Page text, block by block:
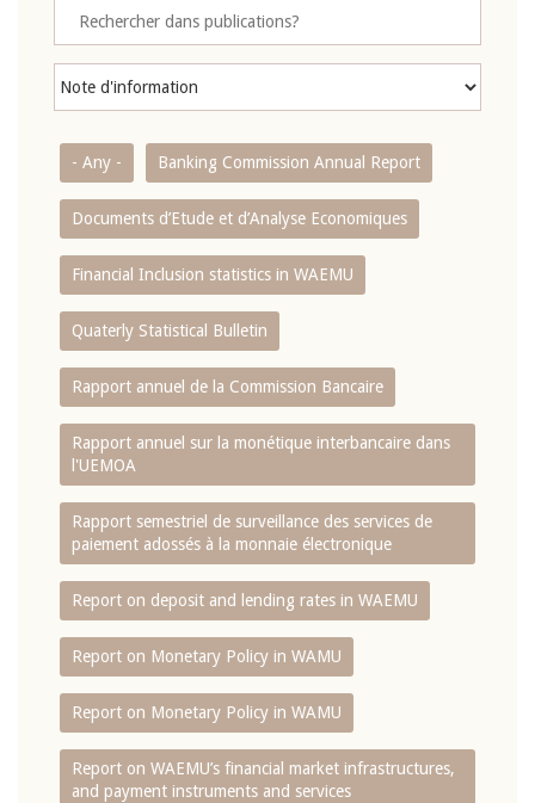
- Any - Banking Commission Annual Report
Documents d’Etude et d’Analyse Economiques
Financial Inclusion statistics in WAEMU
Quaterly Statistical Bulletin
Rapport annuel de la Commission Bancaire
Rapport annuel sur la monétique interbancaire dans
l'UEMOA
Rapport semestriel de surveillance des services de
paiement adossés à la monnaie électronique
Report on deposit and lending rates in WAEMU
Report on Monetary Policy in WAMU
Report on Monetary Policy in WAMU
Report on WAEMU’s financial market infrastructures,
and payment instruments and services